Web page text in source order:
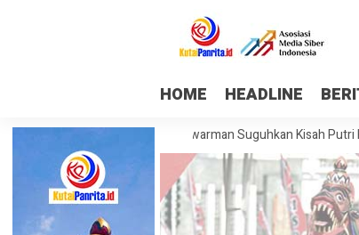
HOME HEADLINE
Museum Mulawarman Suguhkan Kisah Putri Karang